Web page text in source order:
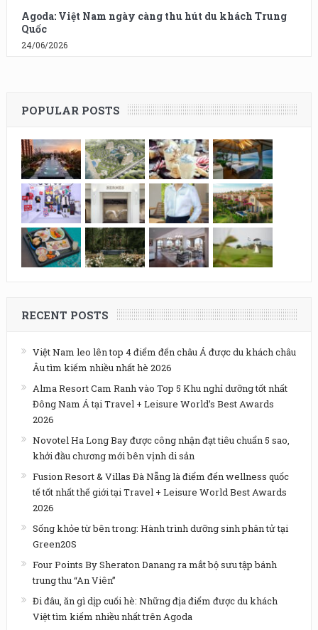
Agoda: Việt Nam ngày càng thu hút du khách Trung
Quốc
24/06/2026
POPULAR POSTS
RECENT POSTS
Việt Nam leo lên top 4 điểm đến châu Á được du khách châu
Âu tìm kiếm nhiều nhất hè 2026
Alma Resort Cam Ranh vào Top 5 Khu nghỉ dưỡng tốt nhất
Đông Nam Á tại Travel + Leisure World’s Best Awards
2026
Novotel Ha Long Bay được công nhận đạt tiêu chuẩn 5 sao,
khởi đầu chương mới bên vịnh di sản
Fusion Resort & Villas Đà Nẵng là điểm đến wellness quốc
tế tốt nhất thế giới tại Travel + Leisure World Best Awards
2026
Sống khỏe từ bên trong: Hành trình dưỡng sinh phân tử tại
Green20S
Four Points By Sheraton Danang ra mắt bộ sưu tập bánh
trung thu “An Viên”
Đi đâu, ăn gì dịp cuối hè: Những địa điểm được du khách
Việt tìm kiếm nhiều nhất trên Agoda